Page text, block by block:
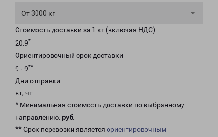
От 3000 кг
Стоимость доставки за 1 кг (включая НДС)
20.9*
Ориентировочный срок доставки
9 - 9**
Дни отправки
вт, чт
* Минимальная стоимость доставки по выбранному
направлению: руб.
** Срок перевозки является ориентировочным